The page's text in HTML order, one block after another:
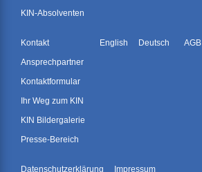
KIN-Absolventen
Kontakt
Ansprechpartner
Kontaktformular
Ihr Weg zum KIN
KIN Bildergalerie
Presse-Bereich
English Deutsch AGB
Datenschutzerklärung Impressum